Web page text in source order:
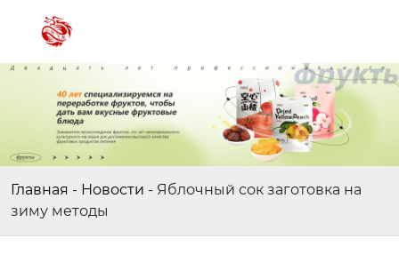
Главная - Новости - Яблочный сок заготовка на
зиму методы